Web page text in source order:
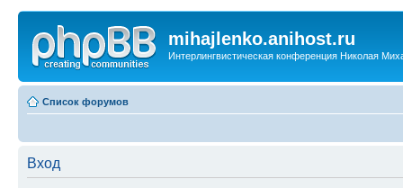
mihajlenko.anihost.ru
Интерлингвистическая конференция Николая
Список форумов
Вход